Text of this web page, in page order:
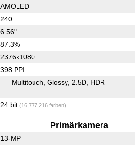
AMOLED
240
6.56"
87.3%
2376x1080
398 PPI
Multitouch Glossy 2.5D HDR
24 bit (16,777,216 farben)
Primärkamera
13-MP